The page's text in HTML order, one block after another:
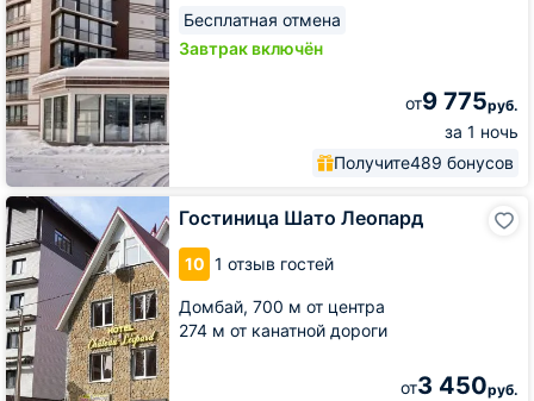
Бесплатная отмена
Завтрак включён
от9 775руб.
за 1 ночь
Получите489 бонусов
Гостиница Шато Леопард
10 1 отзыв гостей
Домбай, 700 м от центра
274 м от канатной дороги
от3 450руб.
Гостиница
Шато
Леопард